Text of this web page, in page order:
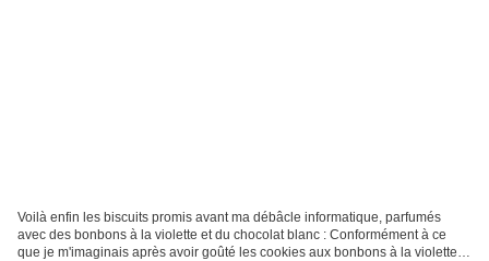
Voilà enfin les biscuits promis avant ma débâcle informatique, parfumés
avec des bonbons à la violette et du chocolat blanc : Conformément à ce
que je m'imaginais après avoir goûté les cookies aux bonbons à la violette,